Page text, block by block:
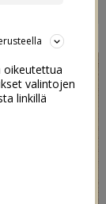
oikeutettua
valintojen
linkillä